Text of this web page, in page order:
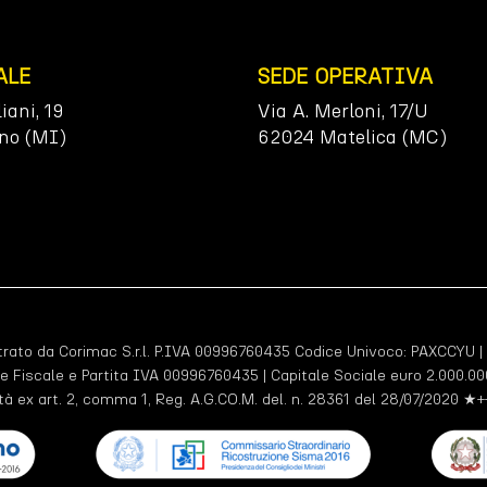
19
(MI)
SEDE OPERATIVA
Via A. Merloni, 17/U
62024 Matelica (MC)
da Corimac S.r.l. P.IVA 00996760435 Codice Univoco: PAXCCYU
Fiscale e Partita IVA 00996760435 | Capitale Sociale euro
ex art. 2, comma 1, Reg. A.G.CO.M. del. n. 28361 del 28/07/2020